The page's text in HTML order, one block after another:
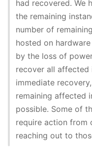
had recovered. We
the remaining
number of
hosted on
by the loss of
recover all affected
immediate
remaining affected
possible. Some of
require action from
reaching out to